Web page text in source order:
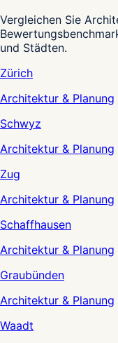
Vergleichen Sie
und Städten.
Zürich
Architektur & Planung
Schwyz
Architektur & Planung
Zug
Architektur & Planung
Schaffhausen
Architektur & Planung
Graubünden
Architektur & Planung
Waadt